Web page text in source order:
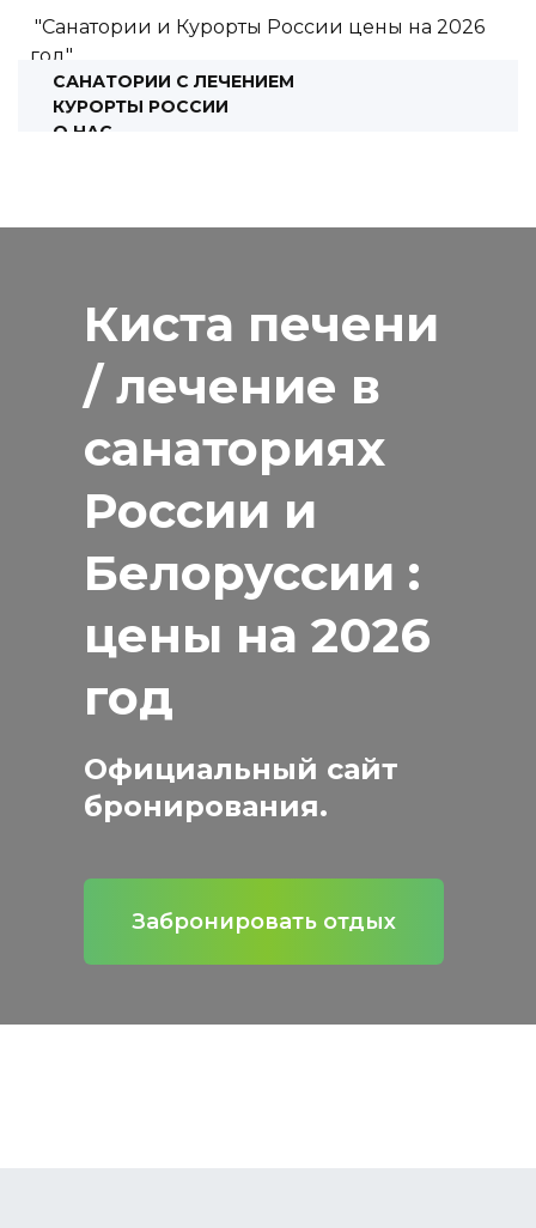
"Санатории и Курорты России цены на 2026
год"
САНАТОРИИ С ЛЕЧЕНИЕМ
КУРОРТЫ РОССИИ
О НАС
Киста печени
/ лечение в
санаториях
России и
Белоруссии :
цены на 2026
год
Официальный сайт
бронирования.
Забронировать отдых